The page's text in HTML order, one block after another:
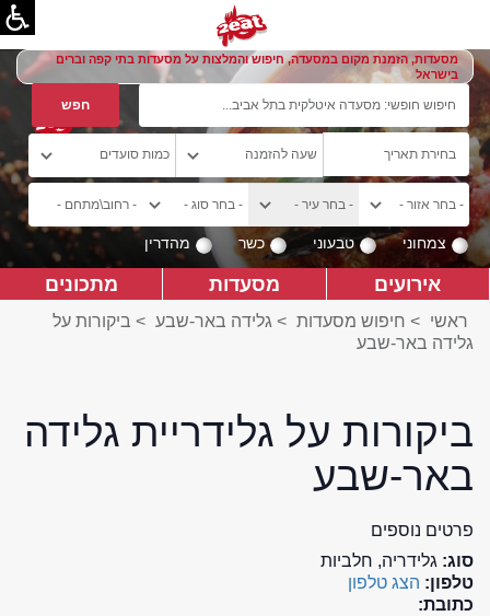
מסעדות, הזמנת מקום במסעדה, חיפוש והמלצות על מסעדות בתי קפה וברים
בישראל
צמחוני טבעוני כשר מהדרין
אירועים מסעדות מתכונים
ראשי > חיפוש מסעדות > גלידה באר-שבע > ביקורות על
גלידה באר-שבע
ביקורות על גלידריית גלידה
באר-שבע
פרטים נוספים
סוג: גלידריה, חלביות
טלפון: הצג טלפון
כתובת: